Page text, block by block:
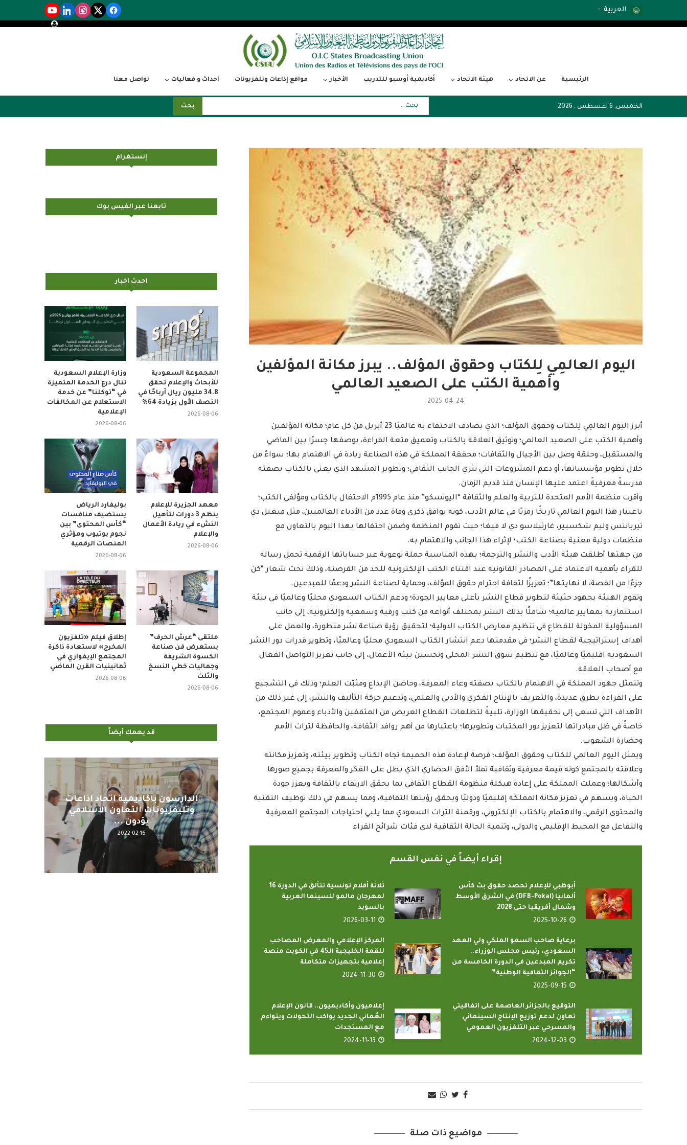
العربية ▼
الرئيسية عن الاتحاد هيئة الاتحاد أكاديمية أوسبو للتدريب الأخبار مواقع إذاعات وتلفزيونات احداث و فعاليات تواصل معنا
الخميس, 6 أغسطس , 2026 بحث
اليوم العالمِي لِلكتاب وحقوق المؤلف.. يبرز مكانة المؤلفين
وأهمية الكتب على الصعيد العالمي
2025-04-24
أبرز اليوم العالمِي لِلكتاب وحقوق المؤلف؛ الذي يصادف الاحتفاء به عالميًا 23 أبريل من كل عام؛ مكانة المؤلفين
وأهمية الكتب على الصعيد العالمي؛ وتوثيق العلاقة بالكتاب وتعميق متعة القراءة، بوصفها جسرًا بين الماضي
والمستقبل، وحلقة وصل بين الأجيال والثقافات؛ محققة المملكة في هذه الصناعة ريادة في الاهتمام بها؛ سواءً من
خلال تطوير مؤسساتها، أو دعم المشروعات التي تثري الجانب الثقافي؛ وتطوير المشهد الذي يعنى بالكتاب بصفته
مدرسةً معرفيةً اعتمد عليها الإنسان منذ قديم الزمان.
وأقرت منظمة الأمم المتحدة للتربية والعلم والثقافة “اليونسكو” منذ عام 1995م الاحتفال بالكتاب ومؤلفي الكتب؛
باعتبار هذا اليوم العالمي تاريخًا رمزيًا في عالم الأدب، كونه يوافق ذكرى وفاة عدد من الأدباء العالميين، مثل ميغيل دي
ثيربانتس وليم شكسبير، غارثيلاسو دي لا فيغا؛ حيث تقوم المنظمة وضمن احتفالها بهذا اليوم بالتعاون مع
منظمات دولية معنية بصناعة الكتب؛ لإثراء هذا الجانب والاهتمام به.
من جهتها أطلقت هيئة الأدب والنشر والترجمة؛ بهذه المناسبة حملة توعوية عبر حساباتها الرقمية تحمل رسالة
للقراء بأهمية الاعتماد على المصادر القانونية عند اقتناء الكتب الإلكترونية للحد من القرصنة، وذلك تحت شعار “كن
جزءًا من القصة، لا نهايتها”؛ تعزيزًا لثقافة احترام حقوق المؤلف، وحماية لصناعة النشر ودعمًا للمبدعين.
وتقوم الهيئة بجهود حثيثة لتطوير قطاع النشر بأعلى معايير الجودة؛ ودعم الكتاب السعودي محليًا وعالميًا في بيئة
استثمارية بمعايير عالمية؛ شاملًا بذلك النشر بمختلف أنواعه من كتب ورقية وسمعية وإلكترونية، إلى جانب
المسؤولية المخولة للقطاع في تنظيم معارض الكتاب الدولية؛ لتحقيق رؤية صناعة نشر متطورة، والعمل على
أهداف إستراتيجية لقطاع النشر؛ في مقدمتها دعم انتشار الكتاب السعودي محليًا وعالميًا، وتطوير قدرات دور النشر
السعودية اقليميًا وعالميًا، مع تنظيم سوق النشر المحلي وتحسين بيئة الأعمال، إلى جانب تعزيز التواصل الفعال
مع أصحاب العلاقة.
وتتمثل جهود المملكة في الاهتمام بالكتاب بصفته وعاء المعرفة، وحاضن الإبداع ومثبّت العلم؛ وذلك في التشجيع
على القراءة بطرق عديدة، والتعريف بالإنتاج الفكري والأدبي والعلمي، وتدعيم حركة التأليف والنشر، إلى غير ذلك من
الأهداف التي تسعى إلى تحقيقها الوزارة، تلبيةً لتطلعات القطاع العريض من المثقفين والأدباء وعموم المجتمع،
خاصةً في ظل مبادراتها لتعزيز دور المكتبات وتطويرها؛ باعتبارها من أهم روافد الثقافة، والحافظة لتراث الأمم
وحضارة الشعوب.
ويمثل اليوم العالمي للكتاب وحقوق المؤلف؛ فرصة لإعادة هذه الحميمة تجاه الكتاب وتطوير بيئته، وتعزيز مكانته
وعلاقته بالمجتمع كونه قيمة معرفية وثقافية تملأ الأفق الحضاري الذي يطل على الفكر والمعرفة بجميع صورها
وأشكالها؛ وعملت المملكة على إعادة هيكلة منظومة القطاع الثقافي بما يحقق الارتقاء بالثقافة ويعزز جودة
الحياة، ويسهم في تعزيز مكانة المملكة إقليميًا ودوليًا ويحقق رؤيتها الثقافية، ومما يسهم في ذلك توظيف التقنية
والمحتوى الرقمي، والاهتمام بالكتاب الإلكتروني، ورقمنة التراث السعودي مما يلبي احتياجات المجتمع المعرفية
والتفاعل مع المحيط الإقليمي والدولي، وتنمية الحالة الثقافية لدى فئات شرائح القراء
إقراء أيضاً في نفس القسم
أبوظبي للإعلام تحصد حقوق بث كأس
ألمانيا (DFB-Pokal) في الشرق الأوسط
وشمال أفريقيا حتى 2028
2025-10-26
ثلاثة أفلام تونسية تتألق في الدورة 16
لمهرجان مالمو للسينما العربية
بالسويد
2026-03-11
برعاية صاحب السمو الملكي ولي العهد
السعودي، رئيس مجلس الوزراء..
تكريم المبدعين في الدورة الخامسة من
“الجوائز الثقافية الوطنية”
2025-09-15
المركز الإعلامي والمعرض المصاحب
للقمة الخليجية الـ45 في الكويت منصة
إعلامية بتجهيزات متكاملة
2024-11-30
التوقيع بالجزائر العاصمة على اتفاقيتي
تعاون لدعم توزيع الإنتاج السينمائي
والمسرحي عبر التلفزيون العمومي
2024-12-03
إعلاميون وأكاديميون.. قانون الإعلام
العُماني الجديد يواكب التحولات ويتواءم
مع المستجدات
2024-11-13
مواضيع ذات صلة
إنستغرام
تابعنا عبر الفيس بوك
احدث اخبار
وزارة الإعلام السعودية
تنال درع الخدمة المتميزة
في “توكلنا” عن خدمة
الاستعلام عن المخالفات
الإعلامية
2026-08-06
المجموعة السعودية
للأبحاث والإعلام تحقق
34.8 مليون ريال أرباحًا في
النصف الأول بزيادة 64%
2026-08-06
بوليفارد الرياض
يستضيف منافسات
“كأس المحتوى” بين
نجوم يوتيوب ومؤثري
المنصات الرقمية
2026-08-06
معهد الجزيرة للإعلام
ينظم 3 دورات لتأهيل
النشء في ريادة الأعمال
والإعلام
2026-08-06
إطلاق فيلم «تلفزيون
المخرج» لاستعادة ذاكرة
المجتمع الإيفواري في
ثمانينيات القرن الماضي
2026-08-06
ملتقى “عرش الحرف”
يستعرض فن صناعة
الكسوة الشريفة
وجماليات خطي النسخ
والثلث
2026-08-06
قد يهمك أيضاً
بإذاعات وتليفزيونات
بمدينة الإنتاج...
2022-04-12
أمين عام منظمة التعاون الإسلامي
يدعو الدول الأعضاء...
2022-04-12
الدارسون باكاديمية اتحاد اذاعات
وتليفزيونات التعاون الإسلامي
اليوم : المشاركة بالاجتماع
التحضيري لمنظمي قمة اسيا...
2022-04-12